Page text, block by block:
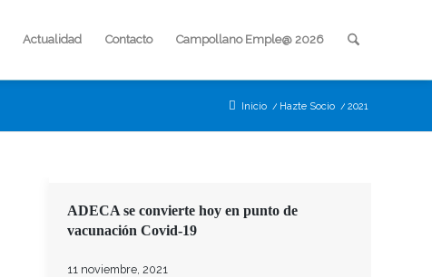
Actualidad Contacto Campollano Emple@ 2026
Inicio / Hazte Socio / 2021
ADECA se convierte hoy en punto de
vacunación Covid-19
11 noviembre, 2021